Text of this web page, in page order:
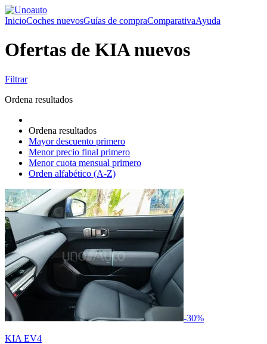
InicioCoches nuevosGuías de compraComparativaAyuda
Ofertas de KIA nuevos
Filtrar
Ordena resultados
Ordena resultados
Mayor descuento primero
Menor precio final primero
Menor cuota mensual primero
Orden alfabético (A-Z)
-30%
KIA EV4